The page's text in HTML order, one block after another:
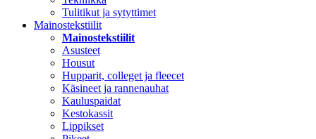
Tulitikut ja sytyttimet
Mainostekstiilit
Mainostekstiilit
Asusteet
Housut
Hupparit, colleget ja fleecet
Käsineet ja rannenauhat
Kauluspaidat
Kestokassit
Lippikset